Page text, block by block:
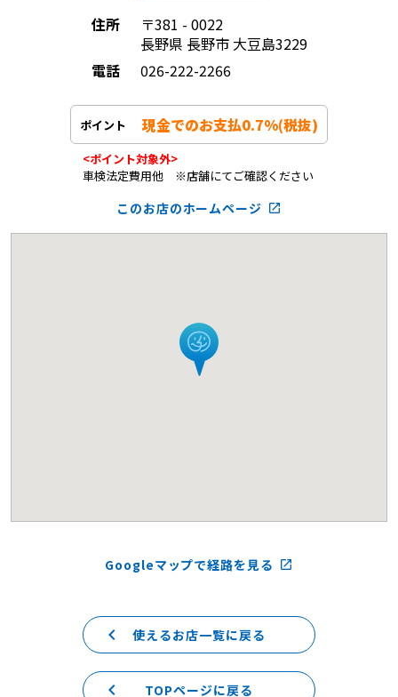
住所
〒381 - 0022
長野県 長野市 大豆島3229
電話
026-222-2266
ポイント 現金でのお支払0.7%(税抜)
<ポイント対象外>
車検法定費用他 ※店舗にてご確認ください
このお店のホームページ launch
Googleマップで経路を見る launch
使えるお店一覧に戻る
keyboard_arrow_left
TOPページに戻る
keyboard_arrow_left